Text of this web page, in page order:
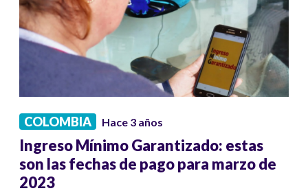
COLOMBIA Hace 3 años
Ingreso Mínimo Garantizado: estas
son las fechas de pago para marzo de
2023